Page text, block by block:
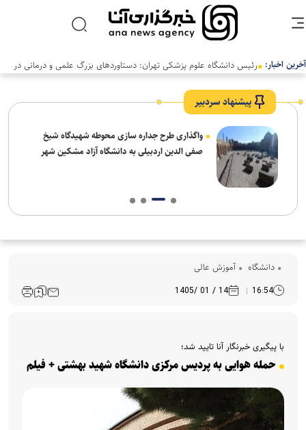
آخرین اخبار:
پیشنهاد سردبیر
واگذاری طرح جداره سازی محوطه شهیدگاه شیخ
صفی الدین اردبیلی به دانشگاه آزاد مشکین شهر
دانشگاه آموزش عالی
16:54
14 / 01 /1405
با پیگیری خبرنگار آنا تایید شد؛
حمله هوایی به پردیس مرکزی دانشگاه شهید بهشتی + فیلم